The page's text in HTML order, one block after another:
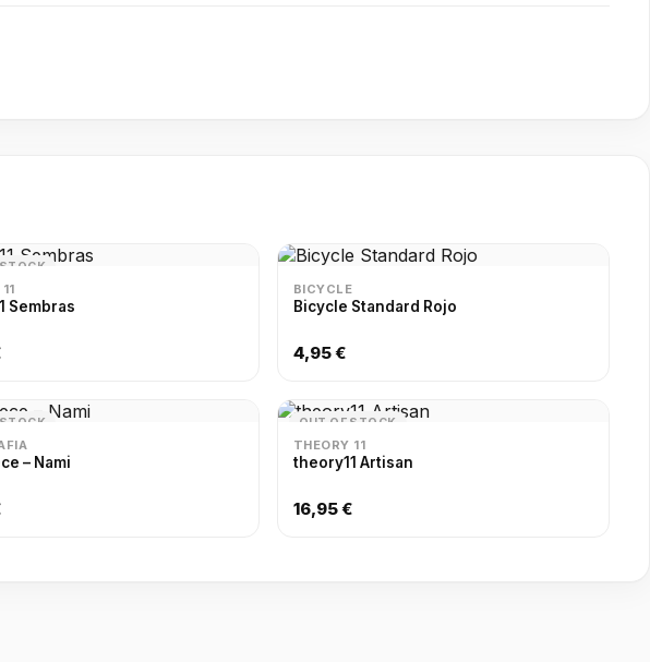
Sembras
BICYCLE
Bicycle Standard Rojo
4,95 €
– Nami
OUT OF STOCK
THEORY 11
theory11 Artisan
16,95 €